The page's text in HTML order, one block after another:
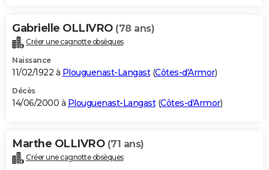
Gabrielle OLLIVRO (78 ans)
Créer une cagnotte obsèques
Naissance
11/02/1922 à Plouguenast-Langast(Côtes-d'Armor)
Décès
14/06/2000 à Plouguenast-Langast(Côtes-d'Armor)
Marthe OLLIVRO (71 ans)
Créer une cagnotte obsèques